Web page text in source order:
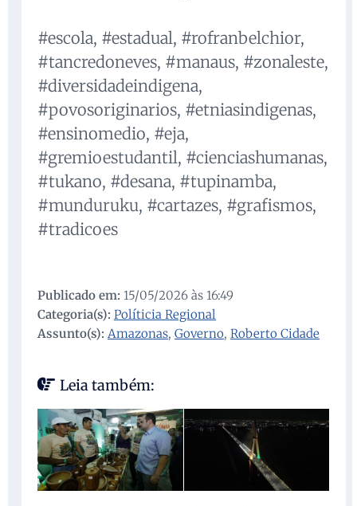
#escola, #estadual, #rofranbelchior,
#tancredoneves, #manaus, #zonaleste,
#diversidadeindigena,
#povosoriginarios, #etniasindigenas,
#ensinomedio, #eja,
#gremioestudantil, #cienciashumanas,
#tukano, #desana, #tupinamba,
#munduruku, #cartazes, #grafismos,
#tradicoes
Publicado em: 15/05/2026 às 16:49
Categoria(s): Políticia Regional
Assunto(s): Amazonas, Governo, Roberto Cidade
Leia também: